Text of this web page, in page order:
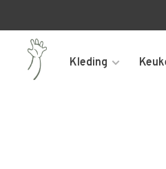
Kleding